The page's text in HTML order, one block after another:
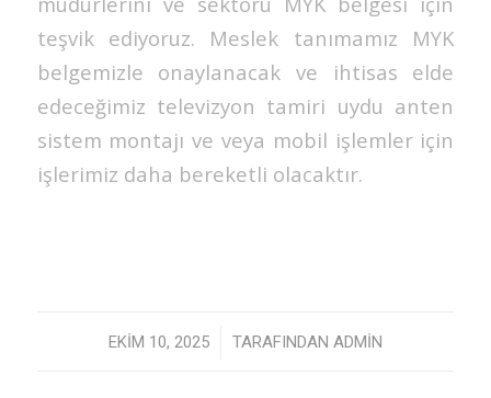
teşvik ediyoruz. Meslek tanımamız MYK
belgemizle onaylanacak ve ihtisas elde
edeceğimiz televizyon tamiri uydu anten
sistem montajı ve veya mobil işlemler için
işlerimiz daha bereketli olacaktır.
EKIM 10, 2025
/ TARAFINDAN ADMIN